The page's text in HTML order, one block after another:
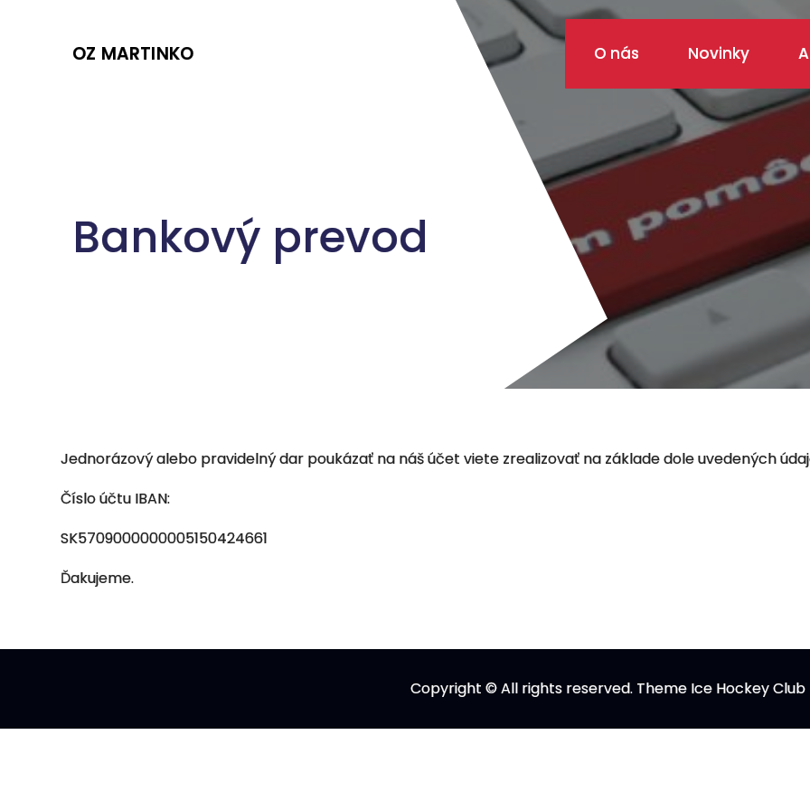
OZ MARTINKO O nás Novinky
Bankový prevod
Jednorázový alebo pravidelný dar poukázať na náš účet viete zrealizovať na základe dole uvedených
Číslo účtu IBAN:
SK5709000000005150424661
Ďakujeme.
Copyright © All rights reserved. Theme Ice Hockey Club